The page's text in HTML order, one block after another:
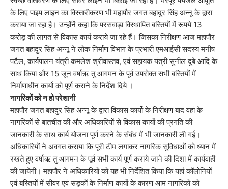
के लिए पाइप लाइन का विस्तारीकरण भी महापौर जगत बहादुर सिंह अन्नू के द्वारा
कराया जा रहा है। उन्होंनें कहा कि परसवाड़ा विस्थापित बस्तियों में रूपये 13
करोड़ की लागत से विकास कार्य कराये जा रहे हैं। जिसका निरीक्षण आज महापौर
जगत बहादुर सिंह अन्नू ने लोक निर्माण विभाग के प्रभारी एमआईसी सदस्य मनीष
पटैल, कार्यपालन यंत्री कमलेश श्रीवास्तव, एवं सहायक यंत्री सुनील दुबे आदि के
साथ किया और 15 जून वर्षाऋ तु आगमन के पूर्व उपरोक्त सभी बस्तियों में
निर्माणाधीन कार्यो को पूर्ण कराने के निर्देश दिये ।
नागरिकों को न हो परेशानी
महापौर जगत बहादुर सिंह अन्नू के द्वारा विकास कार्यो के निरीक्षण बाद वहां के
नागरिकों से बातचीत की और अधिकारियों से विकास कार्यो की प्रगति की
जानकारी के साथ कार्य योजना पूर्ण करने के संबंध में भी जानकारी ली गई।
अधिकारियों ने अवगत कराया कि पूरी टीम लगाकर नागरिक सुविधाओं को ध्यान में
रखते हुए वर्षाऋ तु आगमन के पूर्व सभी कार्य पूर्ण कराये जाने की दिशा में कार्यवाही
की जायेगी। महापौर ने अधिकारियों को यह भी निर्देशित किया कि यहां कॉलोनियों
एवं बस्तियों में सीवर एवं सड़कों के निर्माण कार्यो के कारण आम नागरिकों को